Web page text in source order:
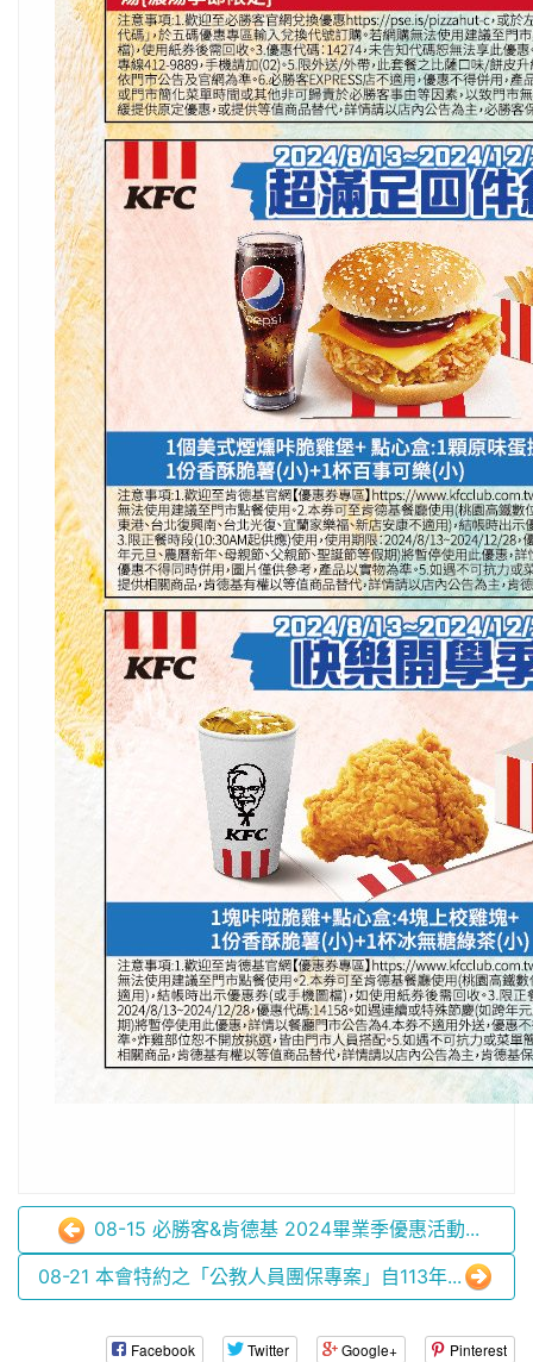
08-15 必勝客&肯德基 2024畢業季優惠活動...
08-21 本會特約之「公教人員團保專案」自113年...
Facebook Twitter Google+ Pinterest